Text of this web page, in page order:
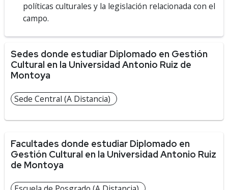
políticas culturales y la legislación relacionada con el
campo.
Sedes donde estudiar Diplomado en Gestión
Cultural en la Universidad Antonio Ruiz de
Montoya
Sede Central (A Distancia)
Facultades donde estudiar Diplomado en
Gestión Cultural en la Universidad Antonio Ruiz
de Montoya